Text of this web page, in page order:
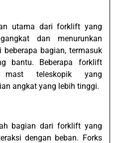
utama dari forklift yang
dan menurunkan
bagian, termasuk
bantu. Beberapa forklift
mast teleskopik yang
angkat yang lebih tinggi.
bagian dari forklift yang
dengan beban. Forks